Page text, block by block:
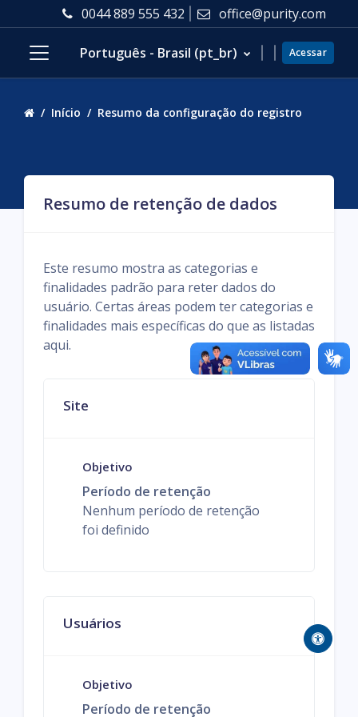
Ir para o conteúdo principal
0044 889 555 432 office@purity.com
Português - Brasil ‎(pt_br)‎ Acessar
Início Resumo da configuração do registro
Resumo de retenção de dados
Este resumo mostra as categorias e
finalidades padrão para reter dados do
usuário. Certas áreas podem ter categorias e
finalidades mais específicas do que as listadas
aqui.
Site
Objetivo
Período de retenção
Nenhum período de retenção
foi definido
Usuários
Objetivo
Período de retenção